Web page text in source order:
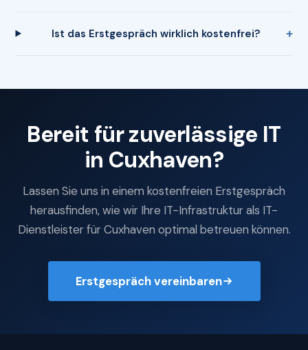
Ist das Erstgespräch wirklich kostenfrei?
Bereit für zuverlässige IT
in Cuxhaven?
Lassen Sie uns in einem kostenfreien Erstgespräch
herausfinden, wie wir Ihre IT-Infrastruktur als IT-
Dienstleister für Cuxhaven optimal betreuen können.
Erstgespräch vereinbaren